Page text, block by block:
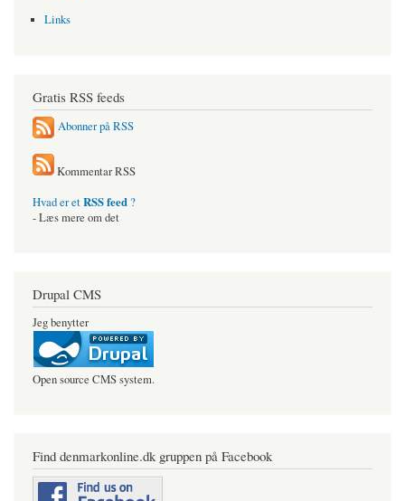
Links
Gratis RSS feeds
Abonner på RSS
Kommentar RSS
Hvad er etRSS feed ?
- Læs mere om det
Drupal CMS
Jeg benytter
Open source CMS system.
Find denmarkonline.dk gruppen på Facebook